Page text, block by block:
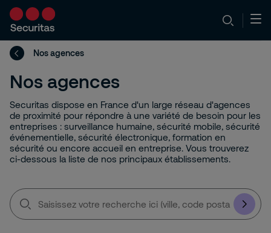
Nos agences
Nos agences
Securitas dispose en France d'un large réseau d'agences
de proximité pour répondre à une variété de besoin pour les
entreprises : surveillance humaine, sécurité mobile, sécurité
événementielle, sécurité électronique, formation en
sécurité ou encore accueil en entreprise. Vous trouverez
ci-dessous la liste de nos principaux établissements.
Saisissez
votre
recherche